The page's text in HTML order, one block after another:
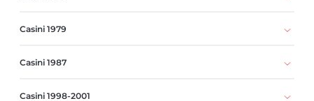
Casini 1979
Casini 1987
Casini 1998-2001